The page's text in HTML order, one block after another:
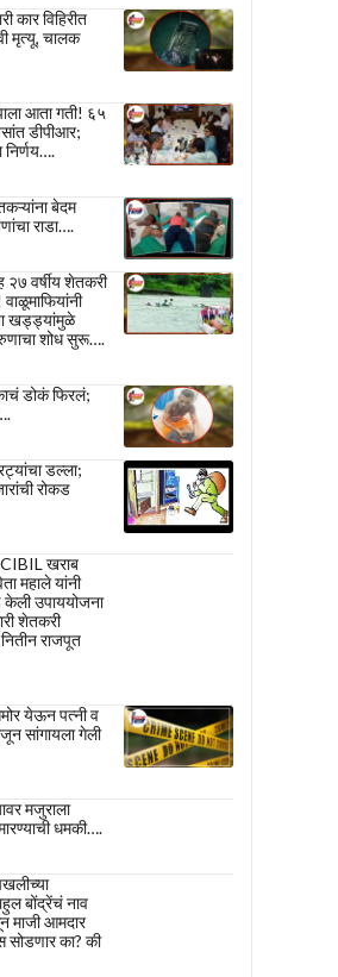
कार विहिरीत
मृत्यू, चालक
आता गती! ६५
डीपीआर;
निर्णय….
बेदम
राडा….
२७ वर्षीय शेतकरी
खड्ड्यांमुळे
शोध सुरू….
डोकं फिरलं;
डल्ला;
रोकड
CIBIL खराब
महाले यांनी
उपाययोजना
शेतकरी
राजपूत
येऊन पत्नी व
सांगायला गेली
मजुराला
धमकी….
बोंद्रेंचं नाव
माजी आमदार
सोडणार का? की